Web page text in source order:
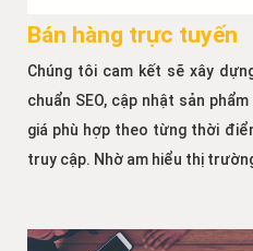
Bán hàng trực tuyến
Chúng tôi cam kết sẽ xây
chuẩn SEO, cập nhật sản
giá phù hợp theo từng thời
truy cập. Nhờ am hiểu thị